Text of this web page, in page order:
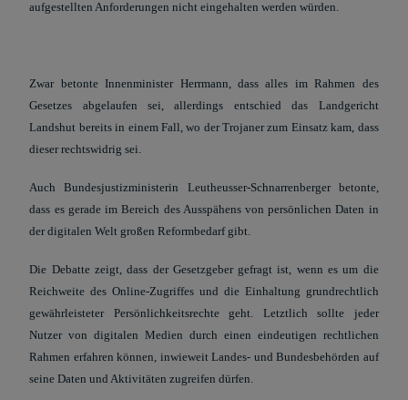
aufgestellten Anforderungen nicht eingehalten werden würden.
Zwar betonte Innenminister Herrmann, dass alles im Rahmen des
Gesetzes abgelaufen sei, allerdings entschied das Landgericht
Landshut bereits in einem Fall, wo der Trojaner zum Einsatz kam, dass
dieser rechtswidrig sei.
Auch Bundesjustizministerin Leutheusser-Schnarrenberger betonte,
dass es gerade im Bereich des Ausspähens von persönlichen Daten in
der digitalen Welt großen Reformbedarf gibt.
Die Debatte zeigt, dass der Gesetzgeber gefragt ist, wenn es um die
Reichweite des Online-Zugriffes und die Einhaltung grundrechtlich
gewährleisteter Persönlichkeitsrechte geht. Letztlich sollte jeder
Nutzer von digitalen Medien durch einen eindeutigen rechtlichen
Rahmen erfahren können, inwieweit Landes- und Bundesbehörden auf
seine Daten und Aktivitäten zugreifen dürfen.